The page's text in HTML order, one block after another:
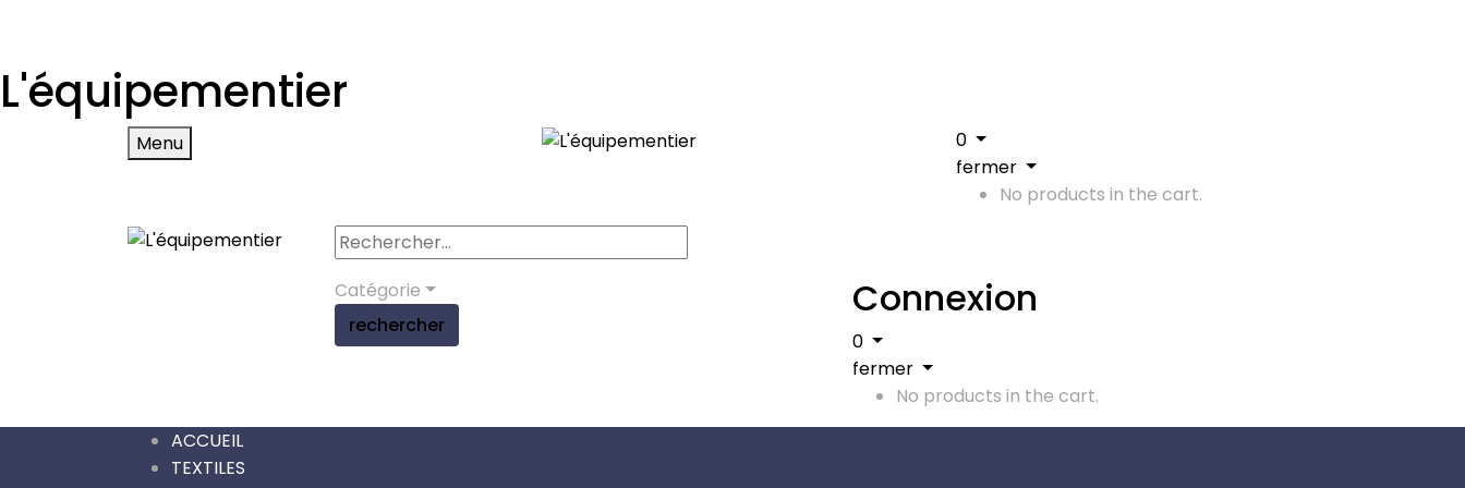
L'équipementier
Menu
0
fermer
No products in the cart.
Catégorie
rechercher
Connexion
0
fermer
No products in the cart.
ACCUEIL
TEXTILES